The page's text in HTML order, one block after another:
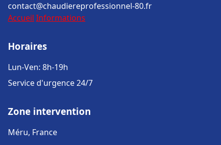
contact@chaudiereprofessionnel-80.fr
Accueil Informations
Horaires
Lun-Ven: 8h-19h
Service d'urgence 24/7
Zone intervention
Méru, France